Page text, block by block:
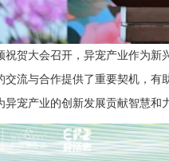
祝贺大会召开，异宠产业作为
交流与合作提供了重要契机，
宠产业的创新发展贡献智慧和